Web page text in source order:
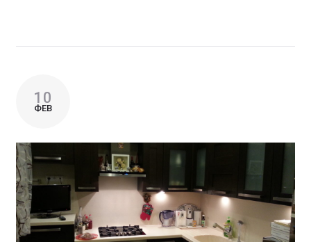
10
ФЕВ